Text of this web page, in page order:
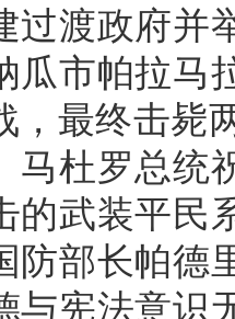
过渡政府并
瓜市帕拉马
，最终击毙
马杜罗总统
的武装平民
防部长帕德
与宪法意识